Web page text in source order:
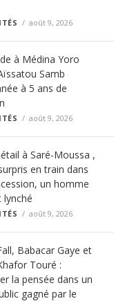
août 9, 2026
à Médina Yoro
Samb
à 5 ans de
août 9, 2026
à Saré-Moussa ,
en train dans
un homme
lynché
août 9, 2026
Babacar Gaye et
Touré :
la pensée dans un
gagné par le